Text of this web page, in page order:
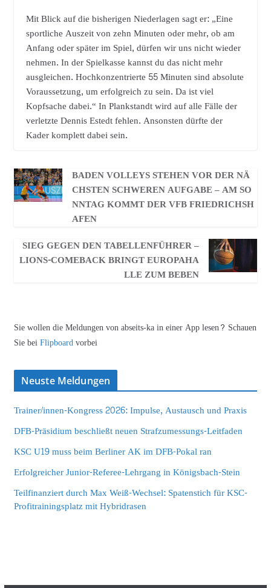
Mit Blick auf die bisherigen Niederlagen sagt er: „Eine
sportliche Auszeit von zehn Minuten oder mehr, ob am
Anfang oder später im Spiel, dürfen wir uns nicht wieder
nehmen. In der Spielkasse kannst du das nicht mehr
ausgleichen. Hochkonzentrierte 55 Minuten sind absolute
Voraussetzung, um erfolgreich zu sein. Da ist viel
Kopfsache dabei.“ In Plankstandt wird auf alle Fälle der
verletzte Dennis Estedt fehlen. Ansonsten dürfte der
Kader komplett dabei sein.
BADEN VOLLEYS STEHEN VOR DER NÄ
CHSTEN SCHWEREN AUFGABE – AM SO
NNTAG KOMMT DER VFB FRIEDRICHSH
AFEN
SIEG GEGEN DEN TABELLENFÜHRER –
LIONS-COMEBACK BRINGT EUROPAHA
LLE ZUM BEBEN
Sie wollen die Meldungen von abseits-ka in einer App lesen? Schauen
Sie beiFlipboardvorbei
Neuste Meldungen
Trainer/innen-Kongress 2026: Impulse, Austausch und Praxis
DFB-Präsidium beschließt neuen Strafzumessungs-Leitfaden
KSC U19 muss beim Berliner AK im DFB-Pokal ran
Erfolgreicher Junior-Referee-Lehrgang in Königsbach-Stein
Teilfinanziert durch Max Weiß-Wechsel: Spatenstich für KSC-
Profitrainingsplatz mit Hybridrasen